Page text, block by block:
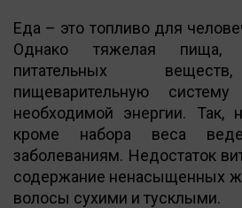
Еда – это топливо для
Однако тяжелая пища,
питательных
пищеварительную
необходимой энергии. Так,
кроме набора веса
заболеваниям. Недостаток
содержание ненасыщенных
волосы сухими и тусклыми.